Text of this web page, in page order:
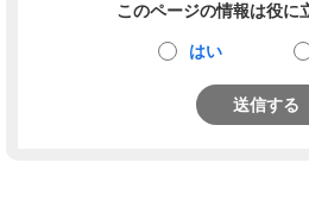
このページの情報は役に
はい
送信する